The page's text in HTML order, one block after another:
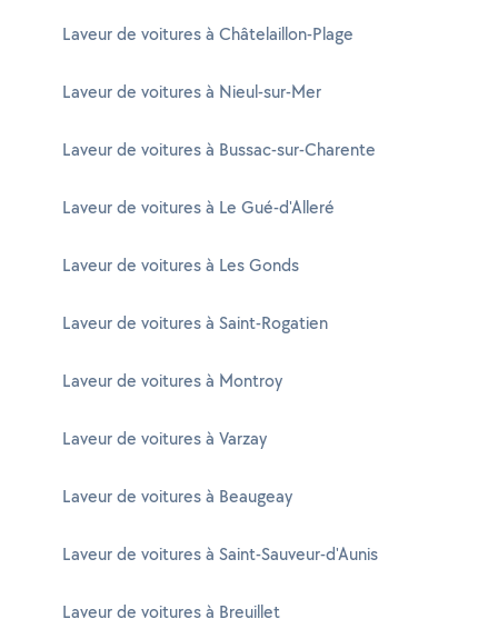
Laveur de voitures à Châtelaillon-Plage
Laveur de voitures à Nieul-sur-Mer
Laveur de voitures à Bussac-sur-Charente
Laveur de voitures à Le Gué-d'Alleré
Laveur de voitures à Les Gonds
Laveur de voitures à Saint-Rogatien
Laveur de voitures à Montroy
Laveur de voitures à Varzay
Laveur de voitures à Beaugeay
Laveur de voitures à Saint-Sauveur-d'Aunis
Laveur de voitures à Breuillet